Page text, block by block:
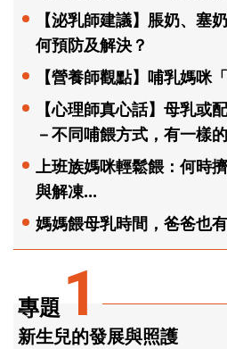
專題 1
新生兒的發展與照護
【泌乳師建議】脹奶、塞
何預防及解決？
【營養師觀點】哺乳媽咪
【心理師真心話】母乳或
－不同哺餵方式，有一樣
上班族媽咪輕鬆餵：何時
與解凍...
媽媽餵母乳時間，爸爸也